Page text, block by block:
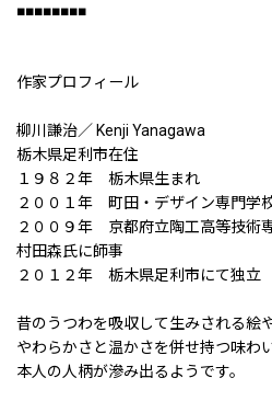
■■■■■■■■
作家プロフィール
柳川謙治／ Kenji Yanagawa
栃木県足利市在住
１９８２年 栃木県生まれ
２００１年 町田・デザイン専門学
２００９年 京都府立陶工高等技
村田森氏に師事
２０１２年 栃木県足利市にて独立
昔のうつわを吸収して生みされる絵
やわらかさと温かさを併せ持つ味わ
本人の人柄が滲み出るようです。